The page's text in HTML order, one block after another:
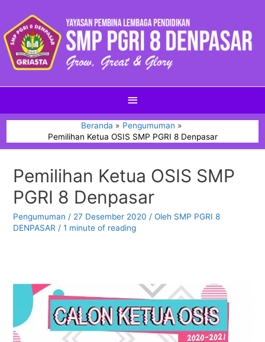
Beranda
Pengumuman
Pemilihan Ketua OSIS SMP PGRI 8 Denpasar
Pemilihan Ketua OSIS SMP
PGRI 8 Denpasar
Pengumuman / 27 Desember 2020 / Oleh SMP PGRI 8
DENPASAR / 1 minute of reading